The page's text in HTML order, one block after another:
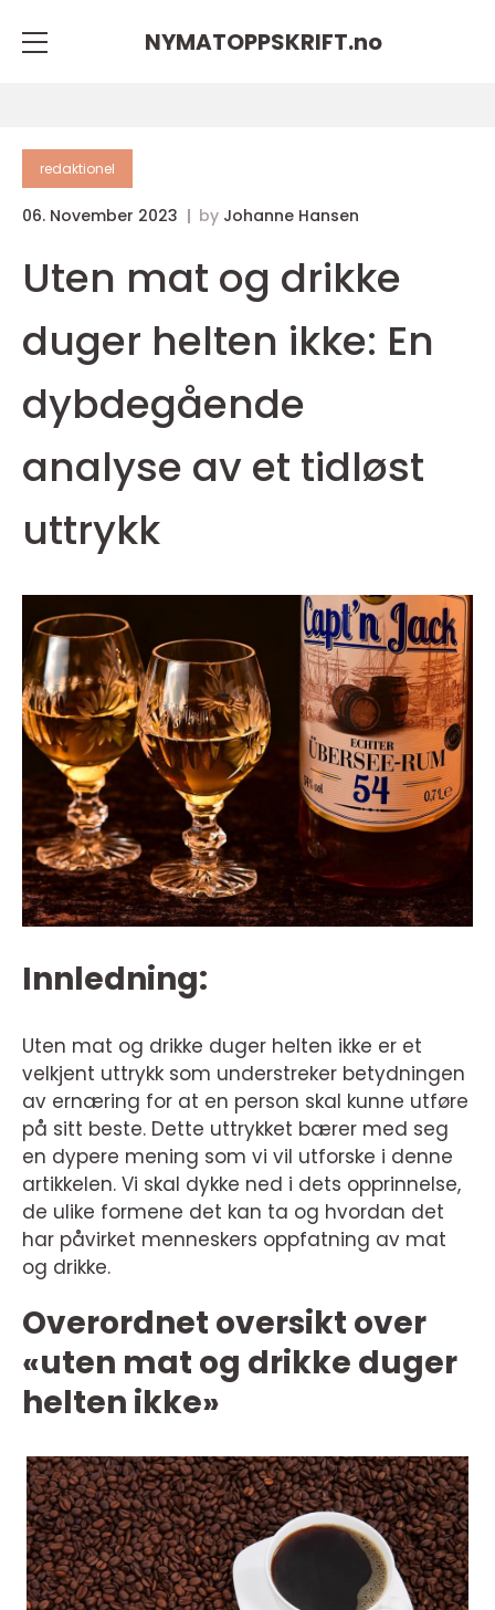
NYMATOPPSKRIFT.no
redaktionel
06. November 2023 by Johanne Hansen
Uten mat og drikke
duger helten ikke: En
dybdegående
analyse av et tidløst
uttrykk
Innledning:
Uten mat og drikke duger helten ikke er et
velkjent uttrykk som understreker betydningen
av ernæring for at en person skal kunne utføre
på sitt beste. Dette uttrykket bærer med seg
en dypere mening som vi vil utforske i denne
artikkelen. Vi skal dykke ned i dets opprinnelse,
de ulike formene det kan ta og hvordan det
har påvirket menneskers oppfatning av mat
og drikke.
Overordnet oversikt over
«uten mat og drikke duger
helten ikke»